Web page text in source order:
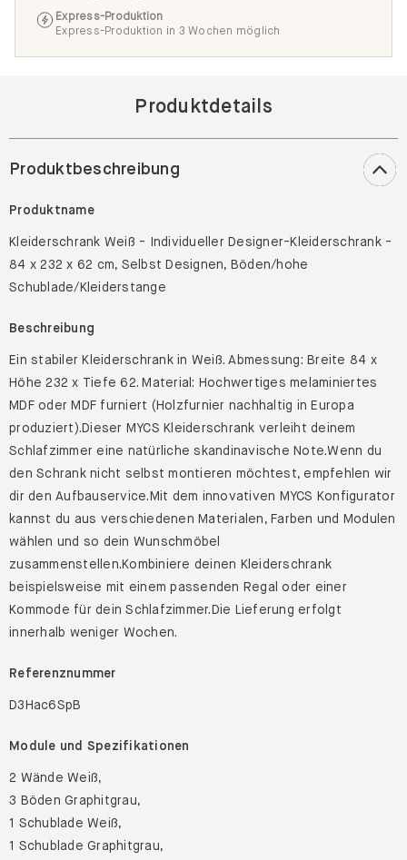
Express-Produktion
Express-Produktion in 3 Wochen möglich
Produktdetails
Produktbeschreibung
Produktname
Kleiderschrank Weiß - Individueller Designer-Kleiderschrank -
84 x 232 x 62 cm, Selbst Designen, Böden/hohe
Schublade/Kleiderstange
Beschreibung
Ein stabiler Kleiderschrank in Weiß. Abmessung: Breite 84 x
Höhe 232 x Tiefe 62. Material: Hochwertiges melaminiertes
MDF oder MDF furniert (Holzfurnier nachhaltig in Europa
produziert).Dieser MYCS Kleiderschrank verleiht deinem
Schlafzimmer eine natürliche skandinavische Note.Wenn du
den Schrank nicht selbst montieren möchtest, empfehlen wir
dir den Aufbauservice.Mit dem innovativen MYCS Konfigurator
kannst du aus verschiedenen Materialen, Farben und Modulen
wählen und so dein Wunschmöbel
zusammenstellen.Kombiniere deinen Kleiderschrank
beispielsweise mit einem passenden Regal oder einer
Kommode für dein Schlafzimmer.Die Lieferung erfolgt
innerhalb weniger Wochen.
Referenznummer
D3Hac6SpB
Module und Spezifikationen
2 Wände Weiß,
3 Böden Graphitgrau,
1 Schublade Weiß,
1 Schublade Graphitgrau,